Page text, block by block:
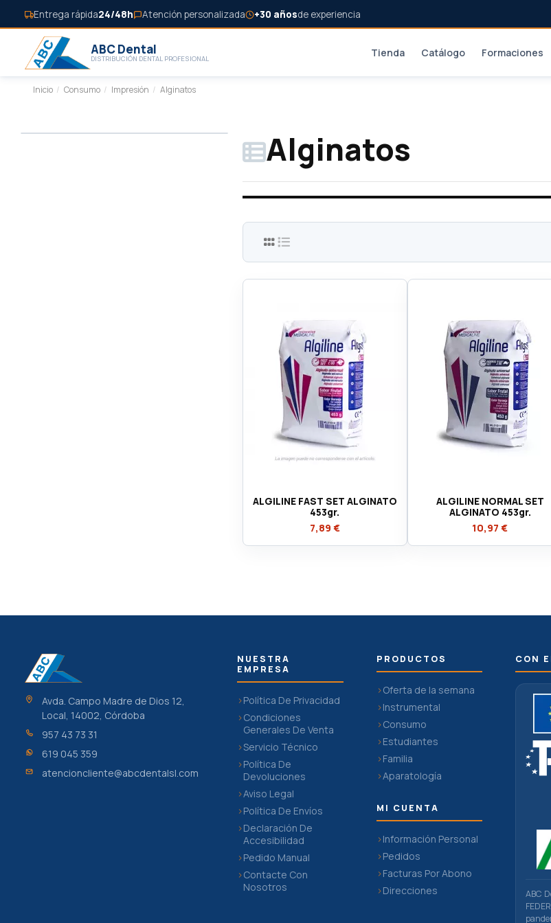
Entrega rápida24/48h Atención personalizada +30 añosde experiencia
ABC Dental
DISTRIBUCIÓN DENTAL PROFESIONAL Tienda Catálogo Formaciones
Inicio Consumo Impresión Alginatos
Alginatos
ALGILINE FAST SET ALGINATO
453gr.
7,89 €
ALGILINE NORMAL SET
ALGINATO 453gr.
10,97 €
Avda. Campo Madre de Dios 12,
Local, 14002, Córdoba
957 43 73 31
619 045 359
atencioncliente@abcdentalsl.com
NUESTRA
EMPRESA
Política De Privacidad
Condiciones
Generales De Venta
Servicio Técnico
Política De
Devoluciones
Aviso Legal
Política De Envíos
Declaración De
Accesibilidad
Pedido Manual
Contacte Con
Nosotros
PRODUCTOS
Oferta de la semana
Instrumental
Consumo
Estudiantes
Familia
Aparatología
MI CUENTA
Información Personal
Pedidos
Facturas Por Abono
Direcciones
CON
ABC